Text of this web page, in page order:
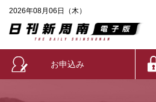
2026年08月06日（木）
お申込み